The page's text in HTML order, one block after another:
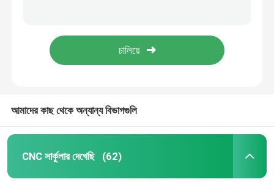
CNC উল্লম্ব ব্যান্ড করাত
CNC প্যানেল করাত
আমাদের কাছ থেকে অন্যান্য বিভাগগুলি
CNC সার্কুলার দেখেছি (62)